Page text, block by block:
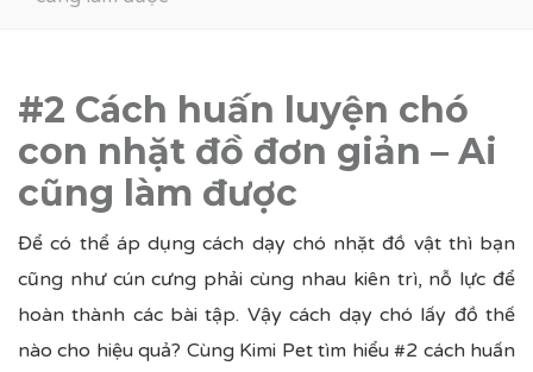
#2 Cách huấn luyện chó
con nhặt đồ đơn giản – Ai
cũng làm được
Để có thể áp dụng cách dạy chó nhặt đồ vật thì bạn
cũng như cún cưng phải cùng nhau kiên trì, nỗ lực để
hoàn thành các bài tập. Vậy cách dạy chó lấy đồ thế
nào cho hiệu quả? Cùng Kimi Pet tìm hiểu #2 cách huấn